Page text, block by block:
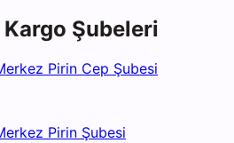
Şubeleri
Pirin Cep Şubesi
Pirin Şubesi